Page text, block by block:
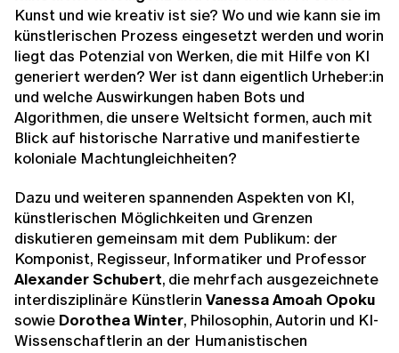
Kunst und wie kreativ ist sie? Wo und wie kann sie im
künstlerischen Prozess eingesetzt werden und worin
liegt das Potenzial von Werken, die mit Hilfe von KI
generiert werden? Wer ist dann eigentlich Urheber:in
und welche Auswirkungen haben Bots und
Algorithmen, die unsere Weltsicht formen, auch mit
Blick auf historische Narrative und manifestierte
koloniale Machtungleichheiten?
Dazu und weiteren spannenden Aspekten von KI,
künstlerischen Möglichkeiten und Grenzen
diskutieren gemeinsam mit dem Publikum: der
Komponist, Regisseur, Informatiker und Professor
Alexander Schubert, die mehrfach ausgezeichnete
interdisziplinäre Künstlerin Vanessa Amoah Opoku
sowie Dorothea Winter, Philosophin, Autorin und KI-
Wissenschaftlerin an der Humanistischen